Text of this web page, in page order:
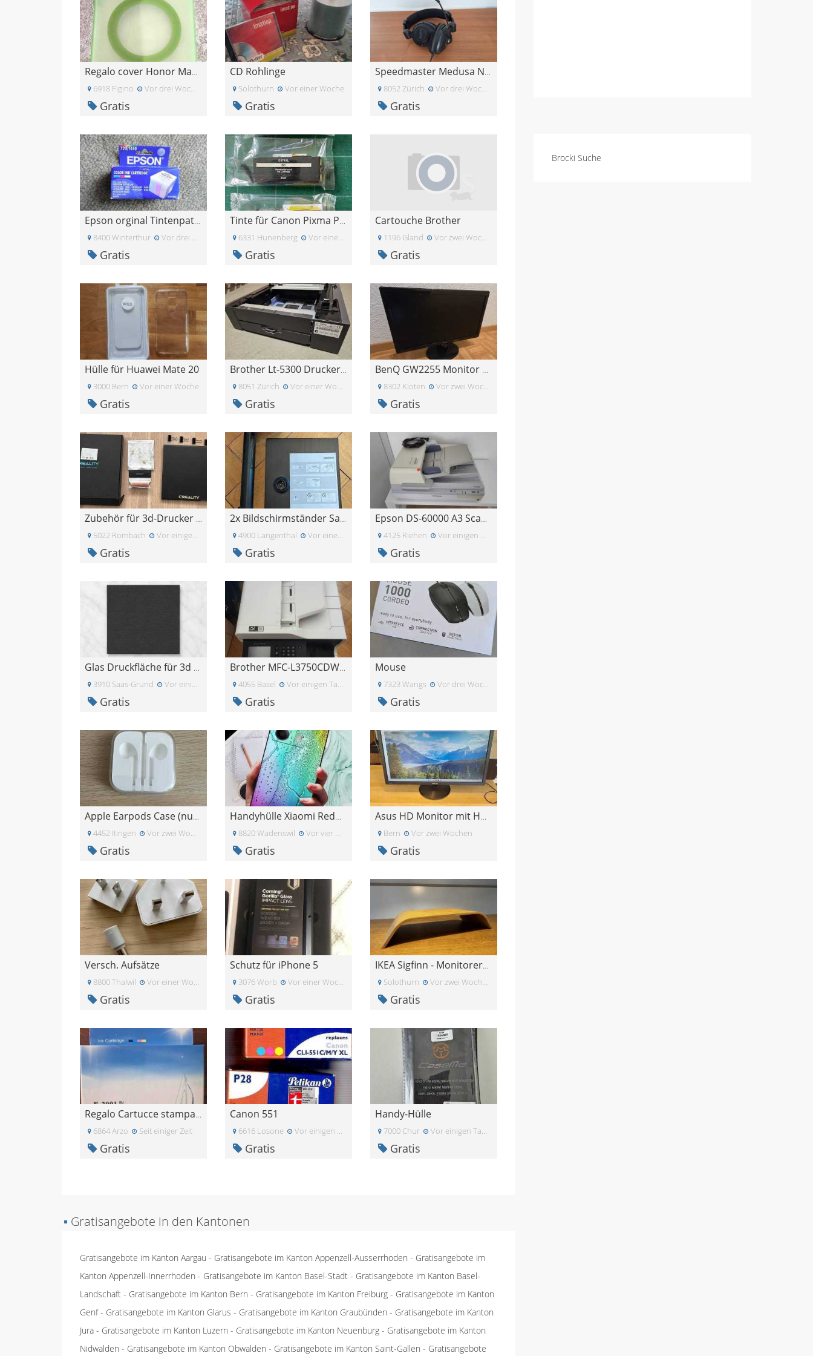
Brocki Suche
Regalo cover Honor Magic 7
6918 Figino Vor drei Wochen
Gratis
CD Rohlinge
Solothurn Vor einer Woche
Gratis
Speedmaster Medusa NX Gaming Headset
8052 Zürich Vor drei Wochen
Gratis
Epson orginal Tintenpatrone
8400 Winterthur Vor drei Wochen
Gratis
Tinte für Canon Pixma Printer
6331 Hunenberg Vor einer Woche
Gratis
Cartouche Brother
1196 Gland Vor zwei Wochen
Gratis
Hülle für Huawei Mate 20
3000 Bern Vor einer Woche
Gratis
Brother Lt-5300 Druckerzubehör mit unterem Papierf
8051 Zürich Vor einer Woche
Gratis
BenQ GW2255 Monitor 21,5 Zoll
8302 Kloten Vor zwei Wochen
Gratis
Zubehör für 3d-Drucker zu verschenken!!!!
5022 Rombach Vor einigen Tagen
Gratis
2x Bildschirmständer Samsung
4900 Langenthal Vor einer Woche
Gratis
Epson DS-60000 A3 Scanner (Flachbett + Duplex ADF)
4125 Riehen Vor einigen Tagen
Gratis
Glas Druckfläche für 3d Drucker /Printer
3910 Saas-Grund Vor einigen Tagen
Gratis
Brother MFC-L3750CDW (defekt)
4055 Basel Vor einigen Tagen
Gratis
Mouse
7323 Wangs Vor drei Wochen
Gratis
Apple Earpods Case (nur Case, ohne Kopfhörer!)
4452 Itingen Vor zwei Wochen
Gratis
Handyhülle Xiaomi Redmi 13 Pro 5G
8820 Wadenswil Vor vier Wochen
Gratis
Asus HD Monitor mit HDMI Kabel
Bern Vor zwei Wochen
Gratis
Versch. Aufsätze
8800 Thalwil Vor einer Woche
Gratis
Schutz für iPhone 5
3076 Worb Vor einer Woche
Gratis
IKEA Sigfinn - Monitorerhöhung
Solothurn Vor zwei Wochen
Gratis
Regalo Cartucce stampante epsom
6864 Arzo Seit einiger Zeit
Gratis
Canon 551
6616 Losone Vor einigen Tagen
Gratis
Handy-Hülle
7000 Chur Vor einigen Tagen
Gratis
▪ Gratisangebote in den Kantonen
Gratisangebote im Kanton Aargau - Gratisangebote im Kanton Appenzell-Ausserrhoden - Gratisangebote im
Kanton Appenzell-Innerrhoden - Gratisangebote im Kanton Basel-Stadt - Gratisangebote im Kanton Basel-
Landschaft - Gratisangebote im Kanton Bern - Gratisangebote im Kanton Freiburg - Gratisangebote im Kanton
Genf- Gratisangebote im Kanton Glarus - Gratisangebote im Kanton Graubünden - Gratisangebote im Kanton
Jura - Gratisangebote im Kanton Luzern - Gratisangebote im Kanton Neuenburg - Gratisangebote im Kanton
Nidwalden - Gratisangebote im Kanton Obwalden - Gratisangebote im Kanton Saint-Gallen - Gratisangebote